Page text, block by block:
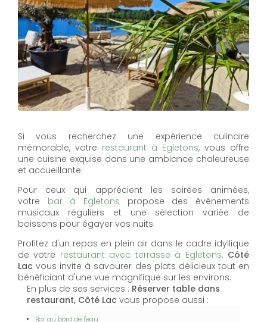
Si vous recherchez une expérience culinaire
mémorable, votre restaurant à Egletons, vous offre
une cuisine exquise dans une ambiance chaleureuse
et accueillante.
Pour ceux qui apprécient les soirées animées,
votre bar à Egletons propose des événements
musicaux réguliers et une sélection variée de
boissons pour égayer vos nuits.
Profitez d'un repas en plein air dans le cadre idyllique
de votre restaurant avec terrasse à Egletons. Côté
Lac vous invite à savourer des plats délicieux tout en
bénéficiant d'une vue magnifique sur les environs.
En plus de ses services : Réserver table dans
restaurant, Côté Lac vous propose aussi :
Bar au bord de l'eau